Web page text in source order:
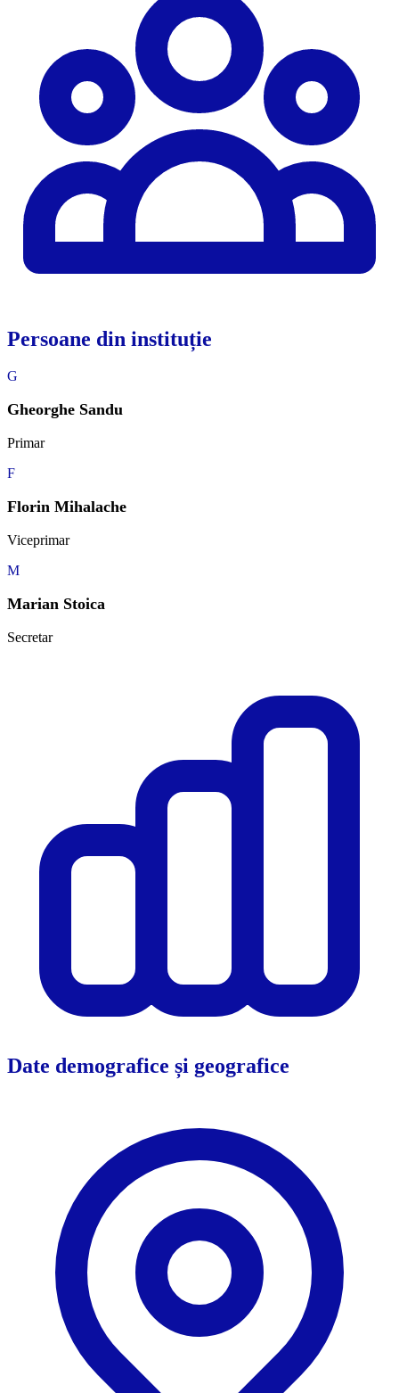
Persoane din instituție
G
Gheorghe Sandu
Primar
F
Florin Mihalache
Viceprimar
M
Marian Stoica
Secretar
Date demografice și geografice